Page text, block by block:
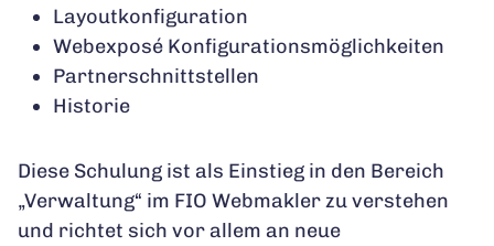
Layoutkonfiguration
Webexposé Konfigurationsmöglichkeiten
Partnerschnittstellen
Historie
Diese Schulung ist als Einstieg in den Bereich
„Verwaltung“ im FIO Webmakler zu verstehen
und richtet sich vor allem an neue